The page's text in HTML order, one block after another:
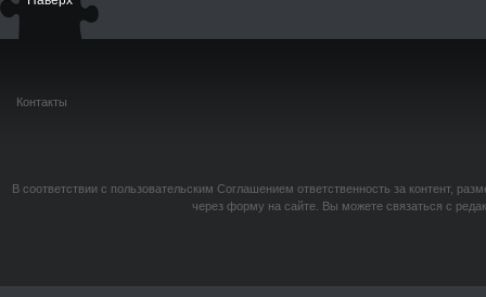
Контакты
В соответствии с пользовательским Соглашением ответственность за контент,
через форму на сайте. Вы можете связаться с